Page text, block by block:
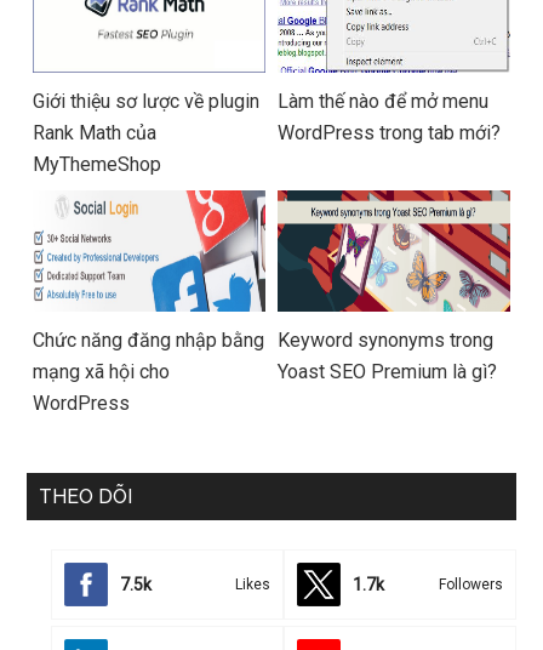
Giới thiệu sơ lược về plugin
Rank Math của
MyThemeShop
Làm thế nào để mở menu
WordPress trong tab mới?
Chức năng đăng nhập bằng
mạng xã hội cho
WordPress
Keyword synonyms trong
Yoast SEO Premium là gì?
THEO DÕI
7.5k Likes 1.7k Followers